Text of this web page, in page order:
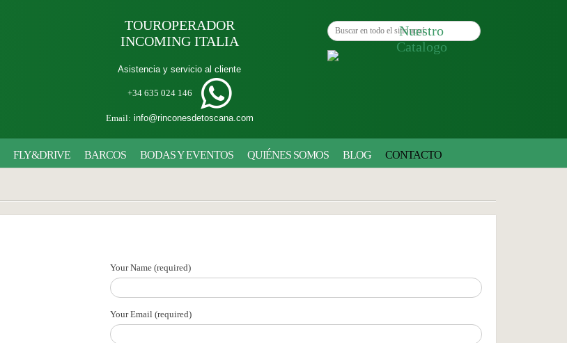
TOUROPERADOR
INCOMING ITALIA
Asistencia y servicio al cliente
+34 635 024 146
Email: info@rinconesdetoscana.com
Buscar en todo el sitio aquí
Nuestro
Catalogo
FLY&DRIVE BARCOS BODAS Y EVENTOS QUIÉNES SOMOS BLOG CONTACTO
Your Name (required)
Your Email (required)